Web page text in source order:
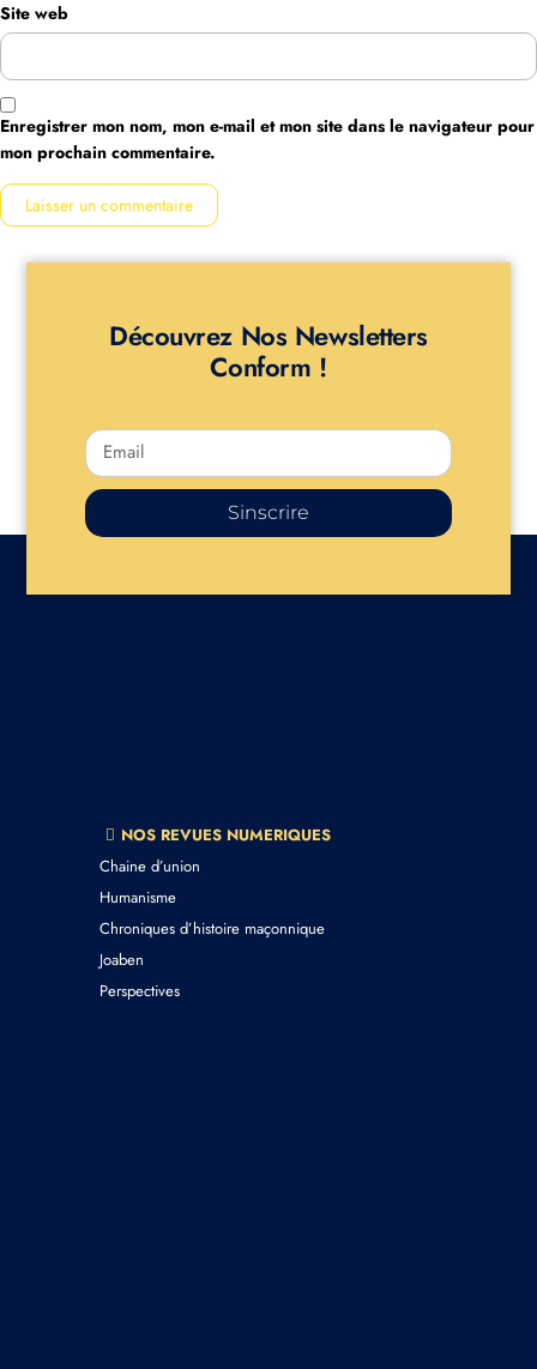
Site web
Enregistrer mon nom, mon e-mail et mon site dans le navigateur pour
mon prochain commentaire.
Découvrez Nos Newsletters
Conform !
Sinscrire
NOS REVUES NUMERIQUES
Chaine d’union
Humanisme
Chroniques d’histoire maçonnique
Joaben
Perspectives